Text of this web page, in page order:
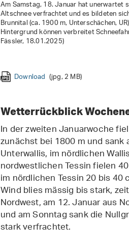
Am Samstag, 18. Januar hat unerwartet
Altschnee verfrachtet und es bildeten
Brunnital (ca. 1900 m, Unterschächen,
Hintergrund können verbreitet
Fässler, 18.01.2025)
Download (jpg, 2 MB)
Wetterrückblick
In der zweiten Januarwoche
zunächst bei 1800 m und
Unterwallis, im nördlichen
nordwestlichen Tessin fielen
im nördlichen Tessin 20 bis 40
Wind blies mässig bis stark,
Nordwest, am 12. Januar aus
und am Sonntag sank die
stark verfrachtet.